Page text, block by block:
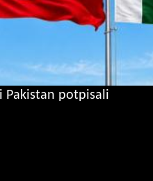
Pakistan potpisali